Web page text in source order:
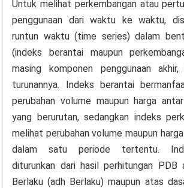
Untuk melihat perkembangan atau
penggunaan dari waktu ke waktu,
runtun waktu (time series) dalam
(indeks berantai maupun
masing komponen penggunaan
turunannya. Indeks berantai
perubahan volume maupun harga
yang berurutan, sedangkan indeks
melihat perubahan volume maupun
dalam satu periode tertentu.
diturunkan dari hasil perhitungan PDB
Berlaku (adh Berlaku) maupun atas